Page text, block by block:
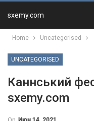
sxemy.com
Home Uncategorised
UNCATEGORISED
Каннський
sxemy.com